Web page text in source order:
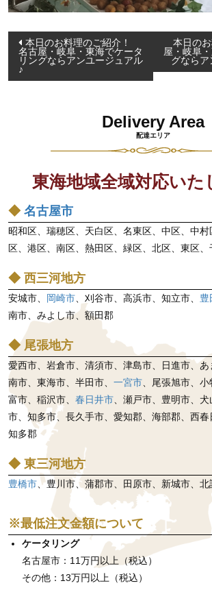
投
稿
ナ
本日のお料理のご紹介！
名古屋・岐阜・東海でケータ
リングならアンユージュアル
♪
本日の
屋・岐阜
グならア
Delivery Area
配達エリア
東海地域全域対応いた
◆ 名古屋市
昭和区、瑞穂区、天白区、名東区、中区、中村
区、港区、南区、熱田区、緑区、北区、東区
◆ 西三河地方
安城市、 岡崎市、刈谷市、高浜市、知立市、 豊
南市、みよし市、額田郡
◆ 尾張地方
愛西市、岩倉市、清須市、津島市、日進市、
南市、東海市、半田市、 一宮市、尾張旭市、
富市、稲沢市、 春日井市、瀬戸市、豊明市、
市、知多市、長久手市、愛知郡、海部郡、西春
知多郡
◆ 東三河地方
豊橋市、豊川市、蒲郡市、田原市、新城市、北
※最低注文金額について
ケータリング
名古屋市：11万円以上（税込）
その他：13万円以上（税込）